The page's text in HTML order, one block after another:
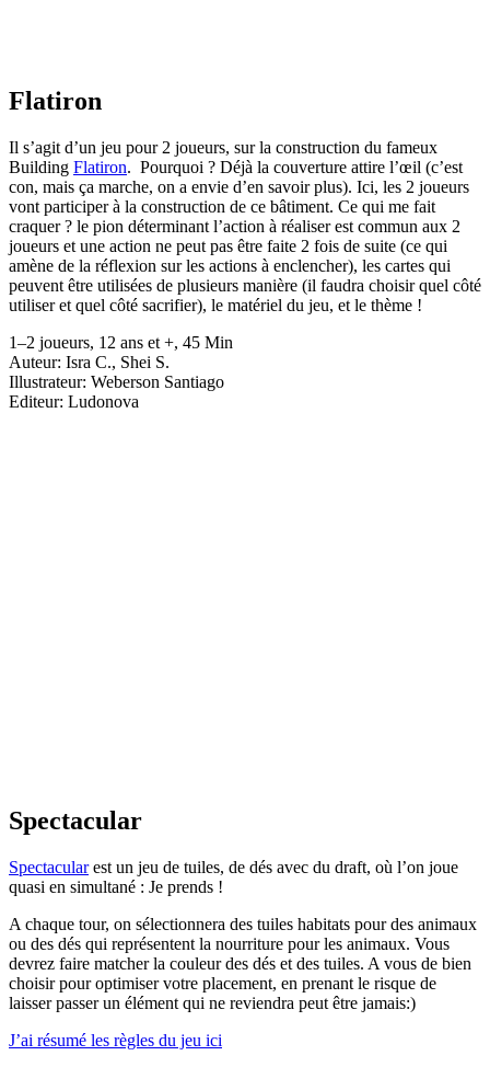
Flatiron
Il s’agit d’un jeu pour 2 joueurs, sur la construction du fameux
Building Flatiron. Pourquoi ? Déjà la couverture attire l’œil (c’est
con, mais ça marche, on a envie d’en savoir plus). Ici, les 2 joueurs
vont participer à la construction de ce bâtiment. Ce qui me fait
craquer ? le pion déterminant l’action à réaliser est commun aux 2
joueurs et une action ne peut pas être faite 2 fois de suite (ce qui
amène de la réflexion sur les actions à enclencher), les cartes qui
peuvent être utilisées de plusieurs manière (il faudra choisir quel côté
utiliser et quel côté sacrifier), le matériel du jeu, et le thème !
1–2 joueurs, 12 ans et +, 45 Min
Auteur: Isra C., Shei S.
Illustrateur: Weberson Santiago
Editeur: Ludonova
Spectacular
Spectacularest un jeu de tuiles, de dés avec du draft, où l’on joue
quasi en simultané : Je prends !
A chaque tour, on sélectionnera des tuiles habitats pour des animaux
ou des dés qui représentent la nourriture pour les animaux. Vous
devrez faire matcher la couleur des dés et des tuiles. A vous de bien
choisir pour optimiser votre placement, en prenant le risque de
laisser passer un élément qui ne reviendra peut être jamais:)
J’ai résumé les règles du jeu ici